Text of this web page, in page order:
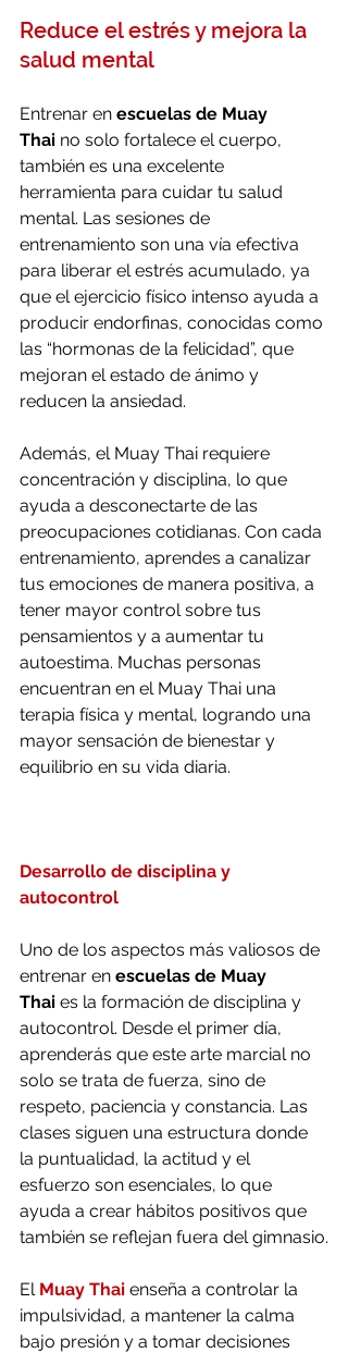
Reduce el estrés y mejora la
salud mental
Entrenar en escuelas de Muay
Thai no solo fortalece el cuerpo,
también es una excelente
herramienta para cuidar tu salud
mental. Las sesiones de
entrenamiento son una vía efectiva
para liberar el estrés acumulado, ya
que el ejercicio físico intenso ayuda a
producir endorfinas, conocidas como
las “hormonas de la felicidad”, que
mejoran el estado de ánimo y
reducen la ansiedad.
Además, el Muay Thai requiere
concentración y disciplina, lo que
ayuda a desconectarte de las
preocupaciones cotidianas. Con cada
entrenamiento, aprendes a canalizar
tus emociones de manera positiva, a
tener mayor control sobre tus
pensamientos y a aumentar tu
autoestima. Muchas personas
encuentran en el Muay Thai una
terapia física y mental, logrando una
mayor sensación de bienestar y
equilibrio en su vida diaria.
Desarrollo de disciplina y
autocontrol
Uno de los aspectos más valiosos de
entrenar en escuelas de Muay
Thai es la formación de disciplina y
autocontrol. Desde el primer día,
aprenderás que este arte marcial no
solo se trata de fuerza, sino de
respeto, paciencia y constancia. Las
clases siguen una estructura donde
la puntualidad, la actitud y el
esfuerzo son esenciales, lo que
ayuda a crear hábitos positivos que
también se reflejan fuera del gimnasio.
El Muay Thai enseña a controlar la
impulsividad, a mantener la calma
bajo presión y a tomar decisiones